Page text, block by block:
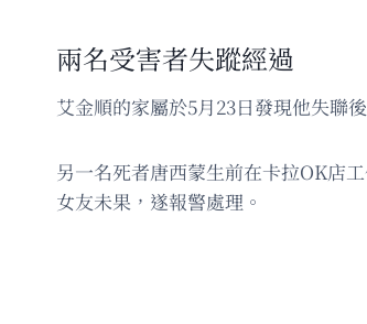
兩名受害者失蹤經過
艾金順的家屬於5月23日發現他失聯
另一名死者唐西蒙生前在卡拉OK店
女友未果，遂報警處理。